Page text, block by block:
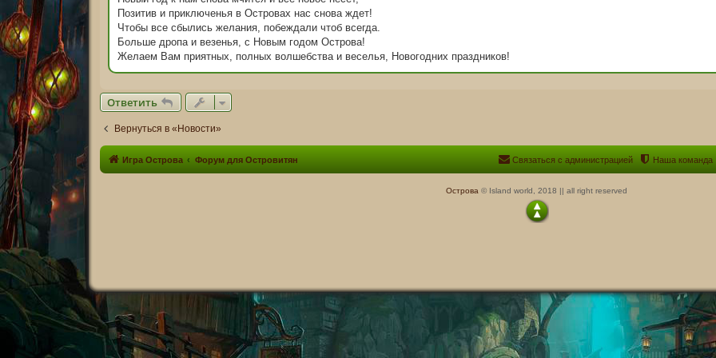
н
е
Позитив и приключенья в Островах нас снова ждет!
Чтобы все сбылись желания, побеждали чтоб всегда.
Больше дропа и везенья, с Новым годом Острова!
Желаем Вам приятных, полных волшебства и веселья, Новогодних праздников!
Ответить
Вернуться в «Новости»
Игра Острова Форум для Островитян Наша команда
Связаться с администрацией
Острова © Island world, 2018 || all right reserved